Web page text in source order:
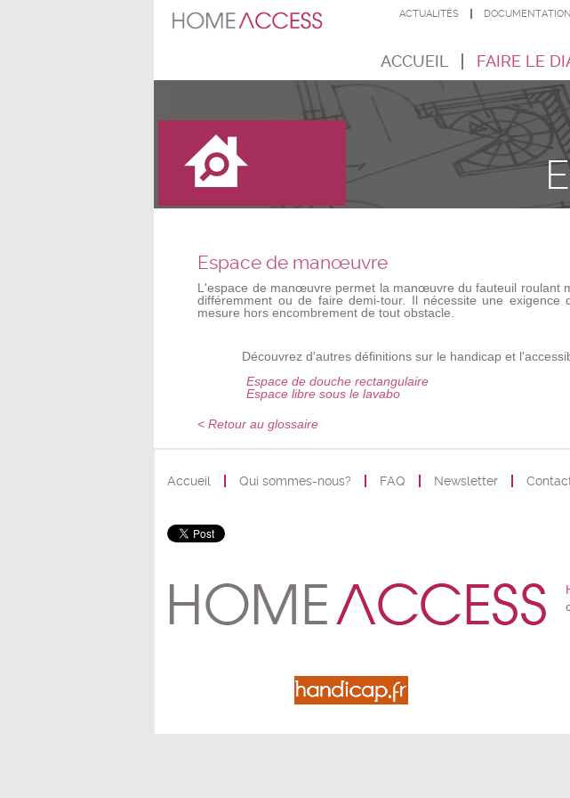
ACTUALITÉS DOCUMENTATION
ACCUEIL FAIRE LE
Espace de manœuvre
L'espace de manœuvre permet la manœuvre du fauteuil roulant
différemment ou de faire demi-tour. Il nécessite une
mesure hors encombrement de tout obstacle.
Découvrez d'autres définitions sur le handicap et
Espace de douche rectangulaire
Espace libre sous le lavabo
< Retour au glossaire
Accueil Qui sommes-nous? FAQ Newsletter